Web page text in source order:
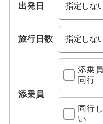
出発日
旅行日数
添乗員
添乗員
同行
同行
い
東海
関西
リューデスハイ
ドレスデン
ニュルンベルク
ポツダム
アウグスブルグ
列車の旅
クルーズ旅行
レンタカー付き
宿泊施設、送迎 他